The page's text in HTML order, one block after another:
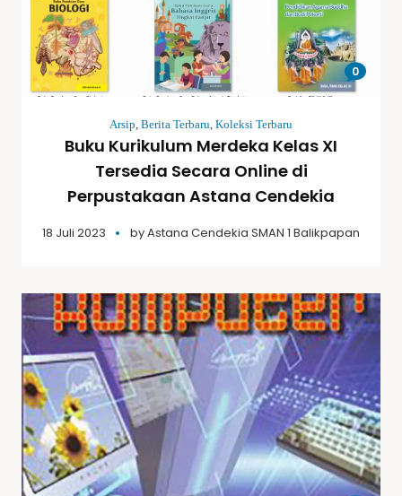
0
Arsip, Berita Terbaru, Koleksi Terbaru
Buku Kurikulum Merdeka Kelas XI
Tersedia Secara Online di
Perpustakaan Astana Cendekia
18 Juli 2023 byAstana Cendekia SMAN 1 Balikpapan